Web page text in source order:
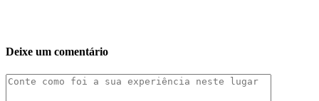
Deixe um comentário